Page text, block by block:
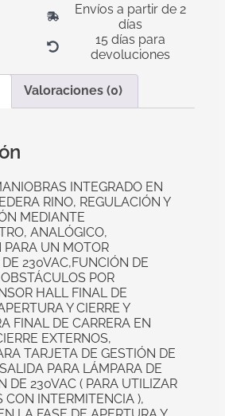
Envíos a partir de 2
días
15 días para
devoluciones
Valoraciones (0)
INTEGRADO EN
RINO, REGULACIÓN Y
MEDIANTE
ANALÓGICO,
UN MOTOR
230VAC,FUNCIÓN DE
POR
HALL FINAL DE
Y CIERRE Y
FINAL DE CARRERA EN
EXTERNOS,
TARJETA DE GESTIÓN DE
PARA LÁMPARA DE
DE 230VAC ( PARA UTILIZAR
CON INTERMITENCIA ),